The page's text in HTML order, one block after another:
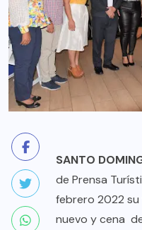
SANTO
de Prensa
febrero 2022
nuevo y cena